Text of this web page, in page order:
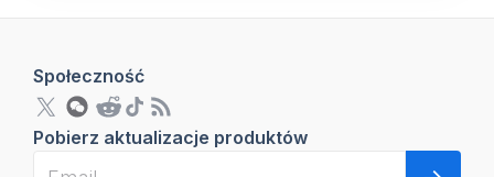
Społeczność
Pobierz aktualizacje produktów